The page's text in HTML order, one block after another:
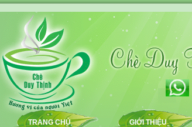
TRANG CHỦ GIỚI THIỆU